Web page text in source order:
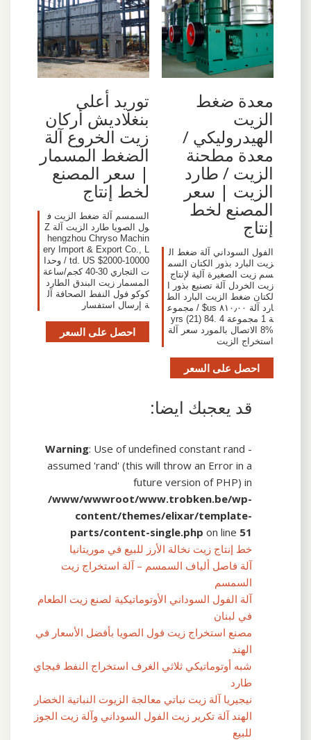
معدة ضغط
الزيت
الهيدروليكي /
معدة مطحنة
الزيت / طارد
الزيت | سعر
المصنع لخط
إنتاج
الفول السوداني آلة ضغط ال
زيت البارد بذور الكتان السم
سم زيت الصغيرة آلية لإنتاج
زيت الخردل آلة تصنيع بذور ا
لكتان ضغط الزيت البارد الط
ارد آلة ٨١٠٫٠٠ us$ / مجموع
ة 1 مجموعة 4 yrs (21) 84.
8% الاتصال بالمورد سعر آلة
استخراج الزيت
احصل على السعر
توريد أعلى
بنغلاديش أركان
زيت الخروع آلة
الضغط المسمار
| سعر المصنع
لخط إنتاج
السمسم آلة ضغط الزيت ف
ول الصويا طارد الزيت آلة Z
hengzhou Chryso Machin
ery Import & Export Co., L
td. US $2000-10000 / وحدا
ت التجاري 30-40 كجم/ساعة
المسمار زيت البندق الطارد
كوكو فول النفط الصحافة آل
ة إرسال استفسار
احصل على السعر
قد يعجبك ايضا:
Warning: Use of undefined constant rand -
assumed 'rand' (this will throw an Error in a
future version of PHP) in
/www/wwwroot/www.trobken.be/wp-
content/themes/elixar/template-
parts/content-single.php on line 51
خط إنتاج زيت نخالة الأرز للبيع في موريتانيا
آلة فاصل ألياف السمسم – آلة استخراج زيت
السمسم
آلة الفول السوداني الأوتوماتيكية لصنع زيت الطعام
في لبنان
مصنع استخراج زيت فول الصويا بأفضل الأسعار في
الهند
شبه أوتوماتيكي ثلاثي الغرف استخراج النفط فيجاي
طارد
نيجيريا آلة زيت نباتي معالجة الزيوت النباتية الخضار
الهند آلة تكرير زيت الفول السوداني وآلة زيت الجوز
للبيع